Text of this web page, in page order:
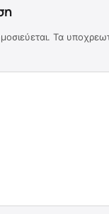
Τα